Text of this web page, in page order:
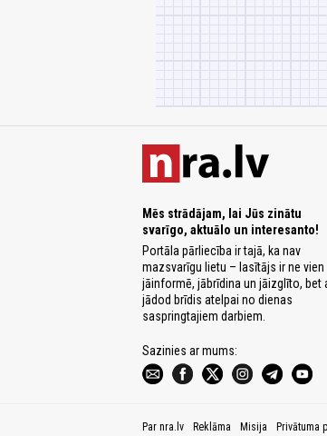
Mēs strādājam, lai Jūs zinātu
svarīgo, aktuālo un interesanto!
Portāla pārliecība ir tajā, ka nav
mazsvarīgu lietu – lasītājs ir ne vien
jāinformē, jābrīdina un jāizglīto, bet
jādod brīdis atelpai no dienas
saspringtajiem darbiem.
Sazinies ar mums:
Par nra.lv Reklāma Misija Privātuma